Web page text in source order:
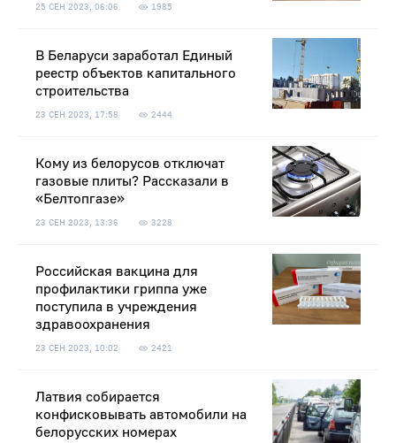
25 СЕН 2023, 06:06 1985
В Беларуси заработал Единый
реестр объектов капитального
строительства
23 СЕН 2023, 17:58 2444
Кому из белорусов отключат
газовые плиты? Рассказали в
«Белтопгазе»
23 СЕН 2023, 13:36 3228
Российская вакцина для
профилактики гриппа уже
поступила в учреждения
здравоохранения
23 СЕН 2023, 10:02 2421
Латвия собирается
конфисковывать автомобили на
белорусских номерах